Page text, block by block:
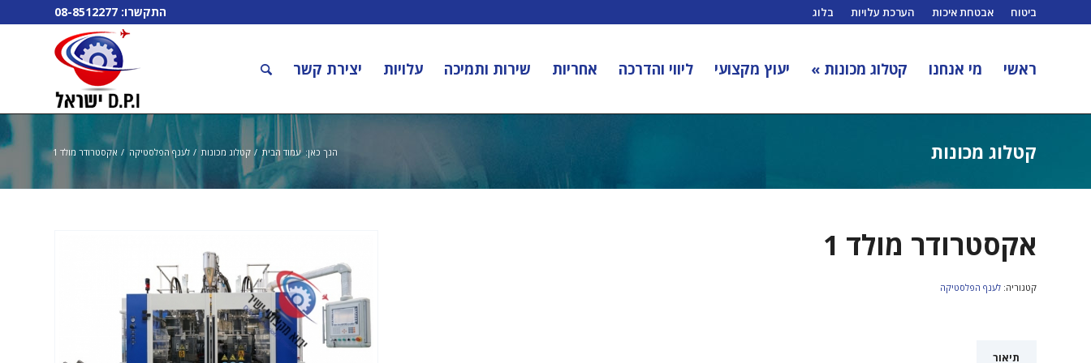
ביטוח אבטחת איכות הערכת עלויות בלוג התקשרו: 08-8512277
ראשי מי אנחנו קטלוג מכונות » יעוץ מקצועי ליווי והדרכה אחריות שירות ותמיכה עלויות יצירת קשר
קטלוג מכונות הנך כאן: עמוד הבית / קטלוג מכונות / לענף הפלסטיקה / אקסטרודר מולד 1
אקסטרודר מולד 1
קטגוריה: לענף הפלסטיקה
תיאור